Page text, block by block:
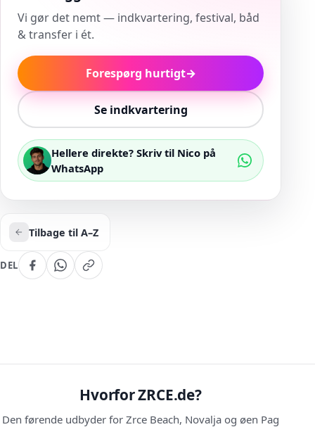
Vi gør det nemt — indkvartering, festival, båd
& transfer i ét.
Forespørg hurtigt→
Se indkvartering
Hellere direkte? Skriv til Nico på
WhatsApp
Tilbage til A–Z
DEL
Hvorfor ZRCE.de?
Den førende udbyder for Zrce Beach, Novalja og øen Pag